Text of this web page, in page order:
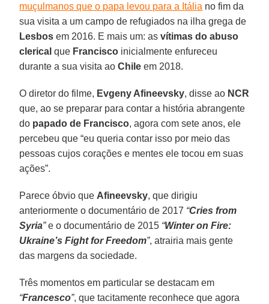
muçulmanos que o papa levou para a Itália no fim da
sua visita a um campo de refugiados na ilha grega de
Lesbos em 2016. E mais um: asvítimas do abuso
clerical que Francisco inicialmente enfureceu
durante a sua visita aoChile em 2018.
O diretor do filme, Evgeny Afineevsky, disse ao NCR
que, ao se preparar para contar a história abrangente
do papado de Francisco, agora com sete anos, ele
percebeu que “eu queria contar isso por meio das
pessoas cujos corações e mentes ele tocou em suas
ações”.
Parece óbvio que Afineevsky, que dirigiu
anteriormente o documentário de 2017 “Cries from
Syria”e o documentário de 2015 “Winter on Fire:
Ukraine’s Fight for Freedom”, atrairia mais gente
das margens da sociedade.
Três momentos em particular se destacam em
“Francesco”, que tacitamente reconhece que agora